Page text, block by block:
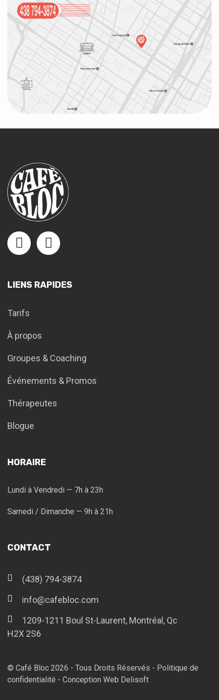
LIENS RAPIDES
Tarifs
À propos
Groupes & Coaching
Événements & Promos
Thérapeutes
Blogue
HORAIRE
Lundi à Vendredi — 7h à 23h
Samedi / Dimanche — 9h à 21h
CONTACT
(438) 794-3874
info@cafebloc.com
1209-1211 Boul St-Laurent, Montréal, Qc
H2X 2S6
© Café Bloc 2026 - Tous Droits Réservés - Politique de
confidentialité - Conception Web Delisoft